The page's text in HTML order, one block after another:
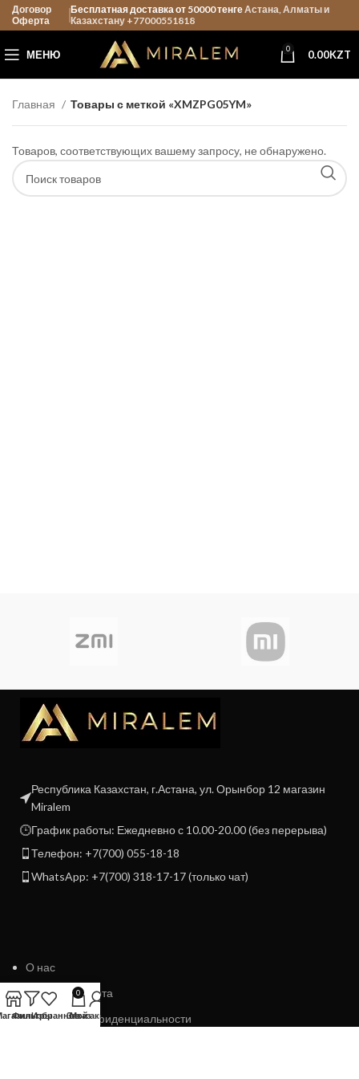
Договор
Оферта
Бесплатная доставка от 50000 тенгеАстана, Алматы и
Казахстану +77000551818
МЕНЮ 0 0.00KZT
Главная Товары с меткой «XMZPG05YM»
Товаров, соответствующих вашему запросу, не обнаружено.
Республика Казахстан, г.Астана, ул. Орынбор 12 магазин
Miralem
График работы: Ежедневно с 10.00-20.00 (без перерыва)
Телефон: +7(700) 055-18-18
WhatsApp: +7(700) 318-17-17 (только чат)
О нас
Договор Оферта
Политика конфиденциальности
ФильтрыИзбранное
0
Заказ
Мой аккаунт